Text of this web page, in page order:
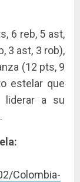
6 reb, 5 ast,
3 ast, 3 rob),
(12 pts, 9
estelar que
liderar a su
Colombia-